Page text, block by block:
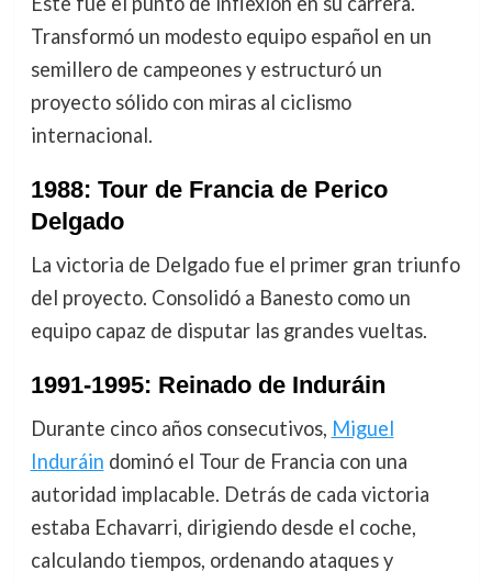
Transformó un modesto equipo español en un
semillero de campeones y estructuró un
proyecto sólido con miras al ciclismo
internacional.
1988: Tour de Francia de Perico
Delgado
La victoria de Delgado fue el primer gran triunfo
del proyecto. Consolidó a Banesto como un
equipo capaz de disputar las grandes vueltas.
1991-1995: Reinado de Induráin
Durante cinco años consecutivos, Miguel
Induráin dominó el Tour de Francia con una
autoridad implacable. Detrás de cada victoria
estaba Echavarri, dirigiendo desde el coche,
calculando tiempos, ordenando ataques y